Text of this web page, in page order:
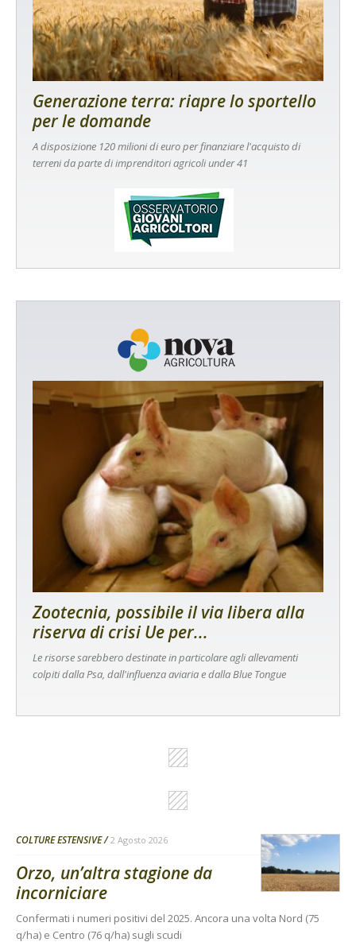
Generazione terra: riapre lo sportello
per le domande
A disposizione 120 milioni di euro per finanziare l'acquisto di
terreni da parte di imprenditori agricoli under 41
Zootecnia, possibile il via libera alla
riserva di crisi Ue per...
Le risorse sarebbero destinate in particolare agli allevamenti
colpiti dalla Psa, dall'influenza aviaria e dalla Blue Tongue
COLTURE ESTENSIVE 2 Agosto 2026
Orzo, un’altra stagione da
incorniciare
Confermati i numeri positivi del 2025. Ancora una volta Nord (75
q/ha) e Centro (76 q/ha) sugli scudi